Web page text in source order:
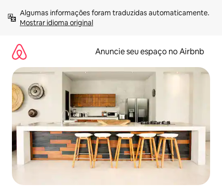
para
Mostrar idioma original
Anuncie seu espaço no Airbnb